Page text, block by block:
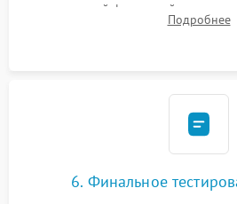
надежной фиксацией
герметиком для предотвращения
Подробнее
6. Финальное